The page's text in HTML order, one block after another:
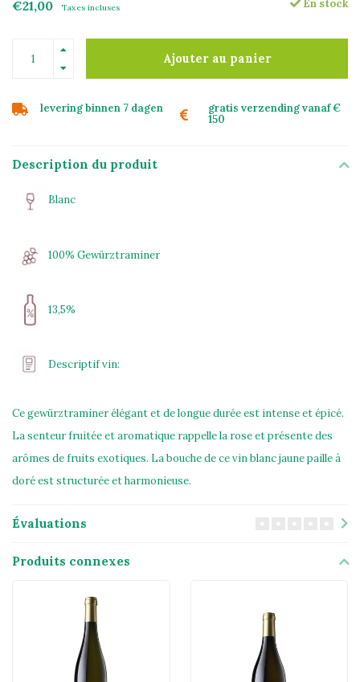
€21,00 Taxes incluses En stock
Ajouter au panier
levering binnen 7 dagen
gratis verzending vanaf €
150
Description du produit
Blanc
100% Gewürztraminer
13,5%
Descriptif vin:
Ce gewürztraminer élégant et de longue durée est intense et épicé.
La senteur fruitée et aromatique rappelle la rose et présente des
arômes de fruits exotiques. La bouche de ce vin blanc jaune paille à
doré est structurée et harmonieuse.
Évaluations
Produits connexes